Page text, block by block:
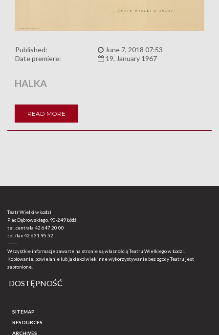
Published:
June 7, 2018 07:53
Date premiere:
19, January 1967
HALKA
READ MORE
Teatr Wielki w Łodzi
Plac Dąbrowskiego, 90-249 Łódź
tel. centrala 42 647 20 00
tel./fax42 631 95 52
-------
Wszystkie informacje zawarte na stronie są własnością Teatru Wielkiego w Łodzi.
Kopiowanie, powielanie lub jakiekolwiek inne wykorzystywanie bez zgody Teatru jest
zabronione.
DOSTĘPNOŚĆ
SITEMAP
RESOURCES
ARCHIVES